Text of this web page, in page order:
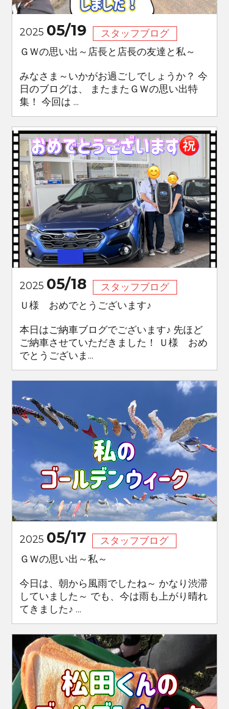
2025 05/19
スタッフブログ
ＧＷの思い出～店長と店長の友達と私～
みなさま～いかがお過ごしでしょうか？ 今
日のブログは、 またまたＧＷの思い出特
集！ 今回は ...
2025 05/18
スタッフブログ
Ｕ様 おめでとうございます♪
本日はご納車ブログでございます♪ 先ほど
ご納車させていただきました！ Ｕ様 おめ
でとうございま...
2025 05/17
スタッフブログ
ＧＷの思い出～私～
今日は、朝から風雨でしたね～ かなり渋滞
していました～ でも、今は雨も上がり晴れ
てきました♪ ...